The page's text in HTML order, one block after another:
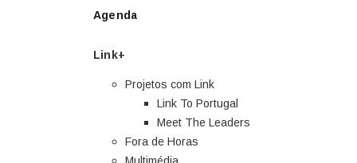
Agenda
Link+
Projetos com Link
Link To Portugal
Meet The Leaders
Fora de Horas